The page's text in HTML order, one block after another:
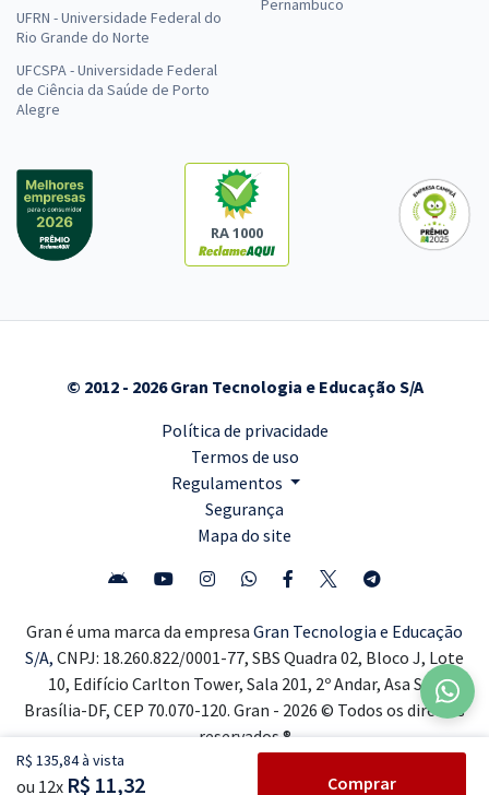
R$ 135,84 à vista
ou 12x R$ 11,32 Comprar
UFRN - Universidade Federal do
Rio Grande do Norte
UFCSPA - Universidade Federal
de Ciência da Saúde de Porto
Alegre
Pernambuco
RA 1000
© 2012 - 2026 Gran Tecnologia e Educação S/A
Política de privacidade
Termos de uso
Regulamentos
Segurança
Mapa do site
Gran é uma marca da empresa Gran Tecnologia e Educação
S/A, CNPJ: 18.260.822/0001-77, SBS Quadra 02, Bloco J, Lote
10, Edifício Carlton Tower, Sala 201, 2º Andar, Asa Sul,
Brasília-DF, CEP 70.070-120. Gran - 2026 © Todos os direitos
reservados ®